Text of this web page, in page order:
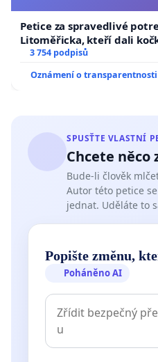
Petice za spravedlivé
Litoměřicka, kteří dali
a umírání zvířete natočili.
3 754 podpisů
Oznámení o transparentnosti
SPUSŤTE VLASTNÍ
Chcete něco
Bude-li člověk
Autor této petice
jednat. Uděláte to
Popište změnu,
Poháněno AI